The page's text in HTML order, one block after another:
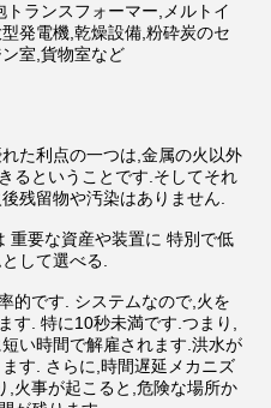
ランスフォーマー,メルトイ
発電機,乾燥設備,粉砕炭のセ
室,貨物室など
た利点の一つは,金属の火以外
るということです.そしてそれ
残留物や汚染はありません.
重要な資産や装置に 特別で低
して選べる.
的です. システムなので,火を
す. 特に10秒未満です.つまり,
い時間で解雇されます.洪水が
す. さらに,時間遅延メカニズ
,火事が起こると,危険な場所か